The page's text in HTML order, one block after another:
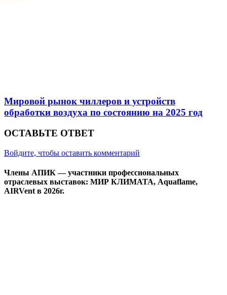
Мировой рынок чиллеров и устройств
обработки воздуха по состоянию на 2025 год
ОСТАВЬТЕ ОТВЕТ
Войдите, чтобы оставить комментарий
Члены АПИК — участники профессиональных
отраслевых выставок: МИР КЛИМАТА, Aquaflame,
AIRVent в 2026г.